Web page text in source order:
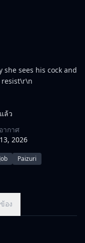
sees his cock and
resist\r\n
ล้ว
ากาศ
2026
Paizuri
อง